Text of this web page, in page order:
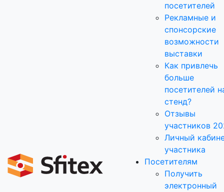
посетителей
Рекламные и
спонсорские
возможности
выставки
Как привлечь
больше
посетителей
стенд?
Отзывы
участников
Личный
участника
Посетителям
Получить
электронный